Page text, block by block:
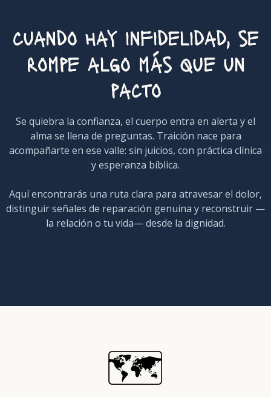
cuando hay infidelidad, se
rompe algo más que un
pacto
Se quiebra la confianza, el cuerpo entra en alerta y el
alma se llena de preguntas. Traición nace para
acompañarte en ese valle: sin juicios, con práctica clínica
y esperanza bíblica.
Aquí encontrarás una ruta clara para atravesar el dolor,
distinguir señales de reparación genuina y reconstruir —
la relación o tu vida— desde la dignidad.
🗺️